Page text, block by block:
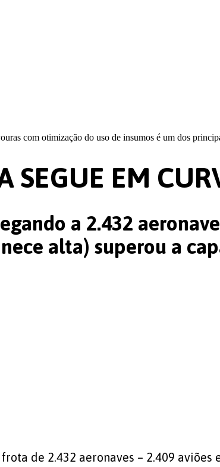
com otimização do uso de insumos é um dos
SEGUE EM
a 2.432
alta) superou a
de 2.432 aeronaves – 2.409